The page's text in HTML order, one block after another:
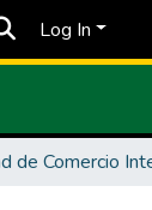
Log In